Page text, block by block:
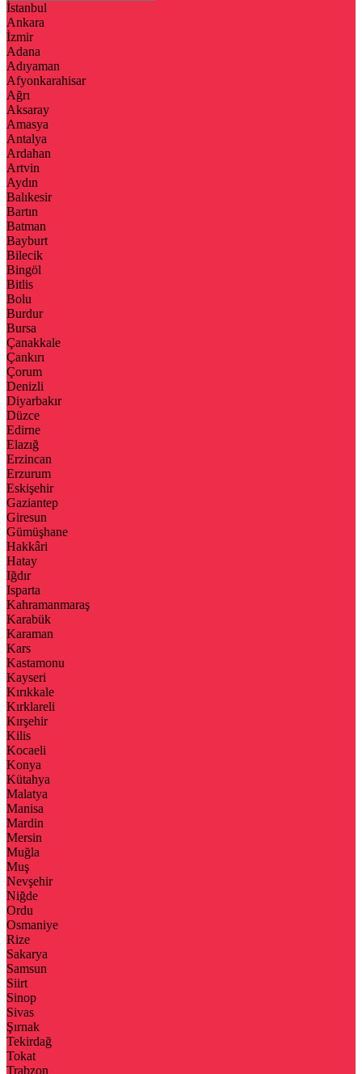
İstanbul
Ankara
İzmir
Adana
Adıyaman
Afyonkarahisar
Ağrı
Aksaray
Amasya
Antalya
Ardahan
Artvin
Aydın
Balıkesir
Bartın
Batman
Bayburt
Bilecik
Bingöl
Bitlis
Bolu
Burdur
Bursa
Çanakkale
Çankırı
Çorum
Denizli
Diyarbakır
Düzce
Edirne
Elazığ
Erzincan
Erzurum
Eskişehir
Gaziantep
Giresun
Gümüşhane
Hakkâri
Hatay
Iğdır
Isparta
Kahramanmaraş
Karabük
Karaman
Kars
Kastamonu
Kayseri
Kırıkkale
Kırklareli
Kırşehir
Kilis
Kocaeli
Konya
Kütahya
Malatya
Manisa
Mardin
Mersin
Muğla
Muş
Nevşehir
Niğde
Ordu
Osmaniye
Rize
Sakarya
Samsun
Siirt
Sinop
Sivas
Şırnak
Tekirdağ
Tokat
Trabzon